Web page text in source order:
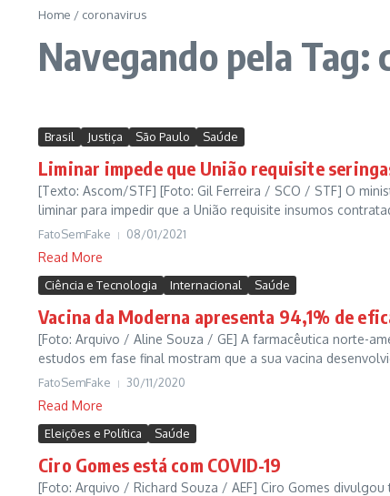
Home / coronavirus
Navegando pela Tag:
Brasil Justiça São Paulo Saúde
Liminar impede que União requisite
[Texto: Ascom/STF] [Foto: Gil Ferreira / SCO / STF] O
liminar para impedir que a União requisite insumos
FatoSemFake 08/01/2021
Read More
Ciência e Tecnologia Internacional Saúde
Vacina da Moderna apresenta 94,1% de
[Foto: Arquivo / Aline Souza / GE] A farmacêutica norte-
estudos em fase final mostram que a sua vacina
FatoSemFake 30/11/2020
Read More
Eleições e Política Saúde
Ciro Gomes está com COVID-19
[Foto: Arquivo / Richard Souza / AEF] Ciro Gomes